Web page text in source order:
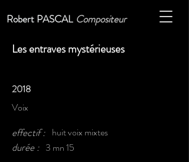
Robert PASCAL Compositeur
Les entraves mystérieuses
2018
Voix
effectif : huit voix mixtes
durée : 3 mn 15